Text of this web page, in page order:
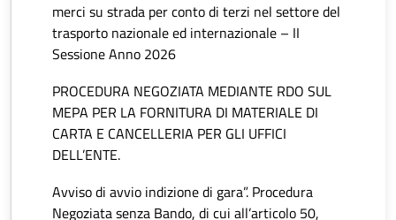
merci su strada per conto di terzi nel settore del
trasporto nazionale ed internazionale – II
Sessione Anno 2026
PROCEDURA NEGOZIATA MEDIANTE RDO SUL
MEPA PER LA FORNITURA DI MATERIALE DI
CARTA E CANCELLERIA PER GLI UFFICI
DELL’ENTE.
Avviso di avvio indizione di gara”. Procedura
Negoziata senza Bando, di cui all’articolo 50,